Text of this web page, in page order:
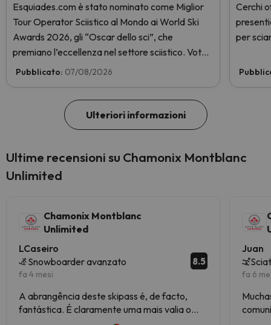
Esquiades.com è stato nominato come Miglior
Tour Operator Sciistico al Mondo ai World Ski
Awards 2026, gli “Oscar dello sci”, che
premiano l’eccellenza nel settore sciistico. Vota
subito e aiutaci a arrivare in cima!
Pubblicato: 07/08/2026
Cerchi
per
Ulteriori informazioni
Ultime recensioni su Chamonix Montblanc
Unlimited
Chamonix Montblanc
Unlimited
LCaseiro
Snowboarder avanzato
fa 4 mesi
8.5
A abrangência deste skipass é, de facto,
fantástica. É claramente uma mais valia o
facto de dar acesso a Courmayeur e a
Juan
fa 6